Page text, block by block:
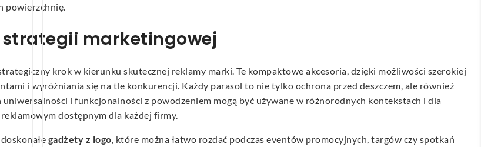
powierzchnię.
strategii marketingowej
krok w kierunku skutecznej reklamy marki. Te kompaktowe akcesoria, dzięki możliwości szerokiej
i wyróżniania się na tle konkurencji. Każdy parasol to nie tylko ochrona przed deszczem, ale również
i funkcjonalności z powodzeniem mogą być używane w różnorodnych kontekstach i dla
dostępnym dla każdej firmy.
gadżety z logo , które można łatwo rozdać podczas eventów promocyjnych, targów czy spotkań